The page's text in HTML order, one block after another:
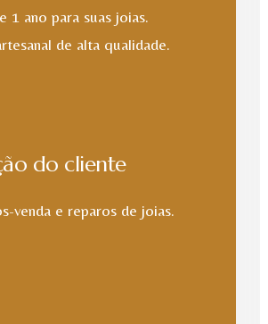
1 ano para suas joias.
de alta qualidade.
do cliente
venda e reparos de joias.